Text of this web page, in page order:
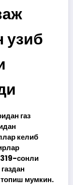
узиб
газ
келиб
сонли
мумкин.